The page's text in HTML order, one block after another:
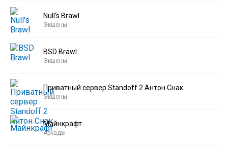
Null’s Brawl
Экшены
BSD Brawl
Экшены
Приватный сервер Standoff 2 Антон Снак
Экшены
Майнкрафт
Аркады